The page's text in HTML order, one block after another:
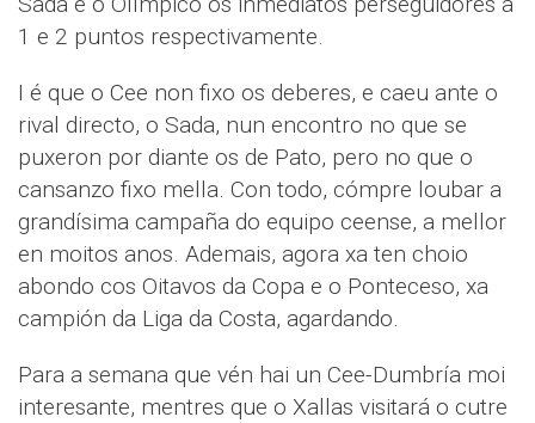
1 e 2 puntos respectivamente.
I é que o Cee non fixo os deberes, e caeu ante o
rival directo, o Sada, nun encontro no que se
puxeron por diante os de Pato, pero no que o
cansanzo fixo mella. Con todo, cómpre loubar a
grandísima campaña do equipo ceense, a mellor
en moitos anos. Ademais, agora xa ten choio
abondo cos Oitavos da Copa e o Ponteceso, xa
campión da Liga da Costa, agardando.
Para a semana que vén hai un Cee-Dumbría moi
interesante, mentres que o Xallas visitará o cutre